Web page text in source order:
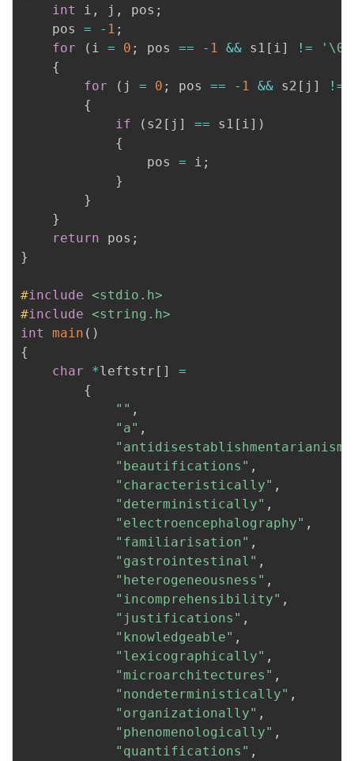
int
i , j , pos ;
    pos
= - 1 ;
for
( i = 0 ; pos == - 1 && s1 [ i ] != '\0'
{
for
( j = 0 ; pos == - 1 && s2 [ j ] !=
{
if
( s2 [ j ] == s1 [ i ] )
{
                pos
= i ;
}
}
}
return pos ;
}
#include <stdio.h>
#include <string.h>
int
main ( )
{
char
*leftstr [ ]
=
{
"" ,
"a" ,
"antidisestablishmentarianism"
"beautifications" ,
"characteristically" ,
"deterministically" ,
"electroencephalography" ,
"familiarisation" ,
"gastrointestinal" ,
"heterogeneousness" ,
"incomprehensibility" ,
"justifications" ,
"knowledgeable" ,
"lexicographically" ,
"microarchitectures" ,
"nondeterministically" ,
"organizationally" ,
"phenomenologically" ,
"quantifications" ,